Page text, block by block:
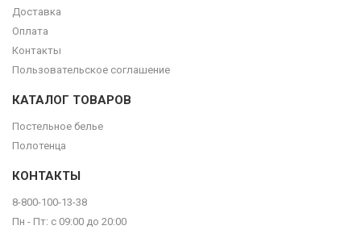
Доставка
Оплата
Контакты
Пользовательское соглашение
КАТАЛОГ ТОВАРОВ
Постельное белье
Полотенца
КОНТАКТЫ
8-800-100-13-38
Пн - Пт: с 09:00 до 20:00